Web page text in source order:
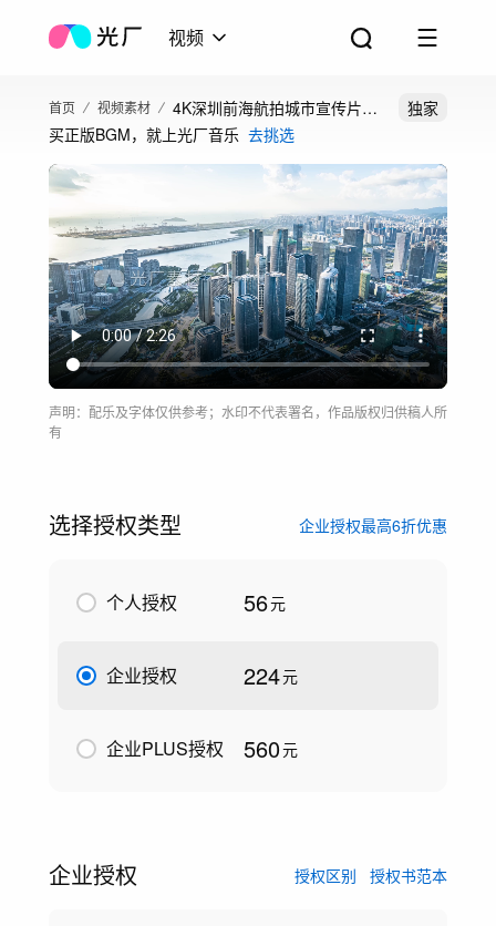
视频
首页 视频素材
4K深圳前海航拍城市宣传片素
材
独家
买正版BGM，就上光厂音乐 去挑选
声明：配乐及字体仅供参考；水印不代表署名，作品版权归供稿人所
有
选择授权类型 企业授权最高6折优惠
个人授权 56元
企业授权 224元
企业PLUS授权 560元
企业授权 授权区别 授权书范本